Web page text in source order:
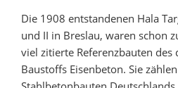
Die 1908 entstandenen Hala
und II in Breslau, waren schon
viel zitierte Referenzbauten des
Baustoffs Eisenbeton. Sie